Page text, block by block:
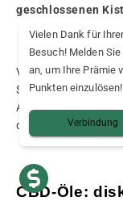
geschlossenen
Vermeide zu
Schachteln. Die
Aroma, ihre
oder sogar Monate.
CBD-Öle:
Vielen Dank für
Besuch! Melden
an, um Ihre Prämie
Punkten einzulösen!
Verbindung